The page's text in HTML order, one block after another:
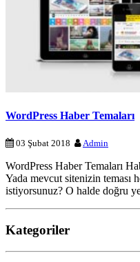
WordPress Haber Temaları
03 Şubat 2018 Admin
WordPress Haber Temaları
Yada mevcut sitenizin teması
istiyorsunuz? O halde doğru
Kategoriler